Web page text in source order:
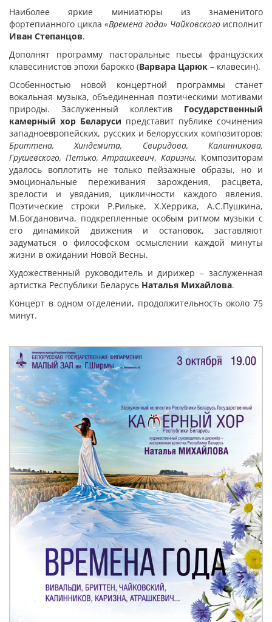
Наиболее яркие миниатюры из знаменитого
фортепианного цикла «Времена года» Чайковского исполнит
Иван Степанцов.
Дополнят программу пасторальные пьесы французских
клавесинистов эпохи барокко (Варвара Царюк – клавесин).
Особенностью новой концертной программы станет
вокальная музыка, объединенная поэтическими мотивами
природы. Заслуженный коллектив Государственный
камерный хор Беларуси представит публике сочинения
западноевропейских, русских и белорусских композиторов:
Бриттена, Хиндемита, Свиридова, Калинникова,
Грушевского, Петько, Атрашкевич, Каризны. Композиторам
удалось воплотить не только пейзажные образы, но и
эмоциональные переживания зарождения, расцвета,
зрелости и увядания, цикличности каждого явления.
Поэтические строки Р.Рильке, Х.Херрика, А.С.Пушкина,
М.Богдановича, подкрепленные особым ритмом музыки с
его динамикой движения и остановок, заставляют
задуматься о философском осмыслении каждой минуты
жизни в ожидании Новой Весны.
Художественный руководитель и дирижер – заслуженная
артистка Республики Беларусь Наталья Михайлова.
Концерт в одном отделении, продолжительность около 75
минут.